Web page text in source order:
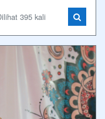
395 kali